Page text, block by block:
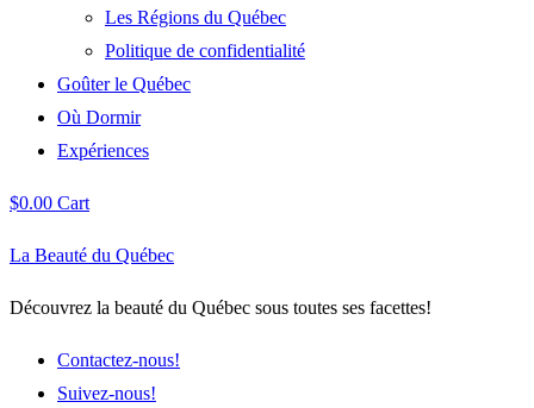
Les Régions du Québec
Politique de confidentialité
Goûter le Québec
Où Dormir
Expériences
$0.00 Cart
La Beauté du Québec
Découvrez la beauté du Québec sous toutes ses facettes!
Contactez-nous!
Suivez-nous!